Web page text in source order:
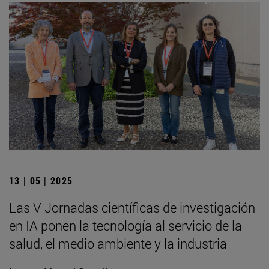
13 | 05 | 2025
Las V Jornadas científicas de investigación
en IA ponen la tecnología al servicio de la
salud, el medio ambiente y la industria